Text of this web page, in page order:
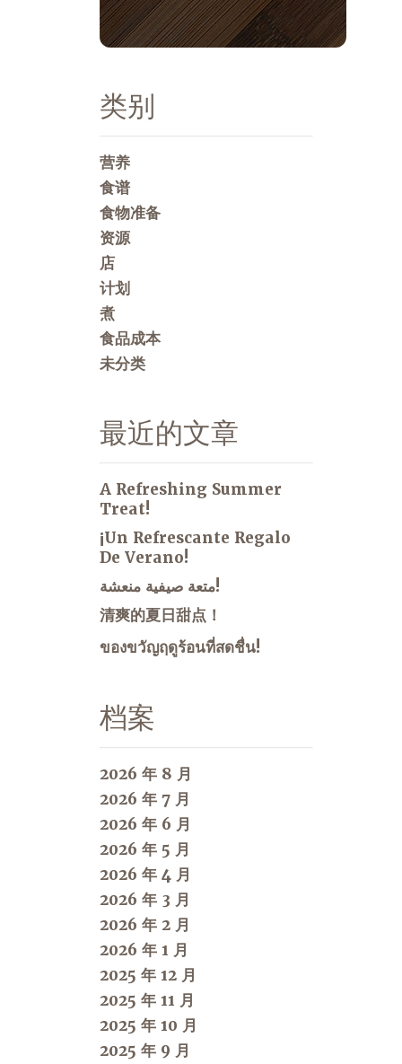
类别
营养
食谱
食物准备
资源
店
计划
煮
食品成本
未分类
最近的文章
A Refreshing Summer
Treat!
¡Un Refrescante Regalo
De Verano!
متعة صيفية منعشة!
清爽的夏日甜点！
ของขวัญฤดูร้อนที่สดชื่น!
档案
2026 年 8 月
2026 年 7 月
2026 年 6 月
2026 年 5 月
2026 年 4 月
2026 年 3 月
2026 年 2 月
2026 年 1 月
2025 年 12 月
2025 年 11 月
2025 年 10 月
2025 年 9 月